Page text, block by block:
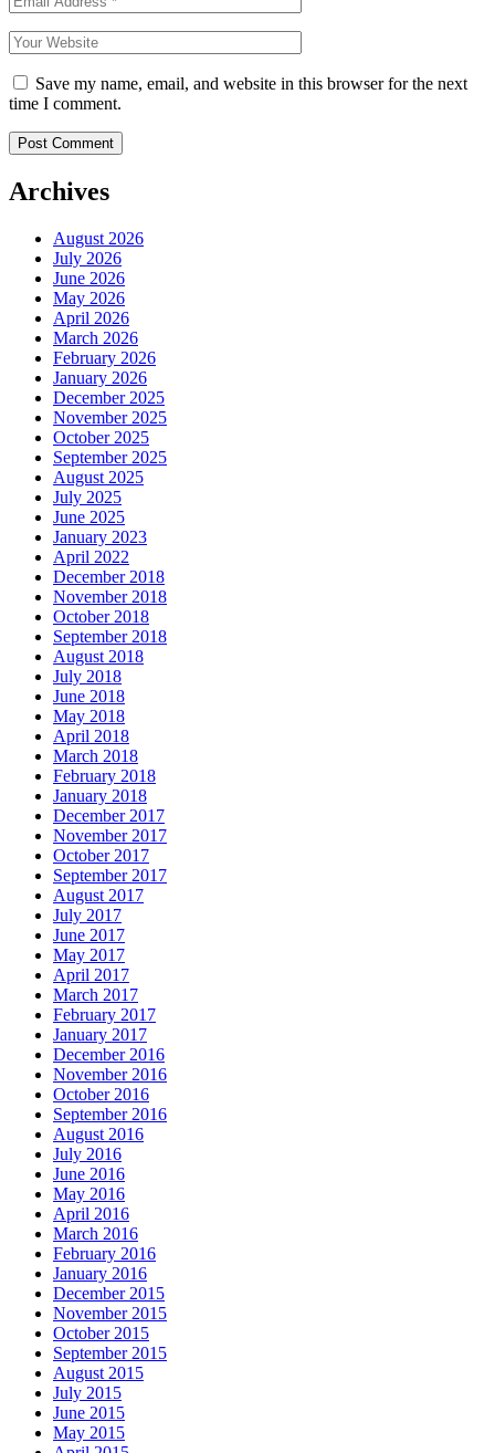
Save my name, email, and website in this browser for the next
time I comment.
Archives
August 2026
July 2026
June 2026
May 2026
April 2026
March 2026
February 2026
January 2026
December 2025
November 2025
October 2025
September 2025
August 2025
July 2025
June 2025
January 2023
April 2022
December 2018
November 2018
October 2018
September 2018
August 2018
July 2018
June 2018
May 2018
April 2018
March 2018
February 2018
January 2018
December 2017
November 2017
October 2017
September 2017
August 2017
July 2017
June 2017
May 2017
April 2017
March 2017
February 2017
January 2017
December 2016
November 2016
October 2016
September 2016
August 2016
July 2016
June 2016
May 2016
April 2016
March 2016
February 2016
January 2016
December 2015
November 2015
October 2015
September 2015
August 2015
July 2015
June 2015
May 2015